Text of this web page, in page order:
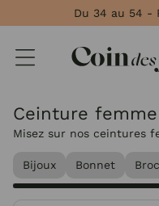
Du 34 au 54 -
Ceinture femme
Misez sur nos ceintures
pensés pour structurer
ce petit plus qui
style.
Bijoux Bonnet
Panneau de gestion des